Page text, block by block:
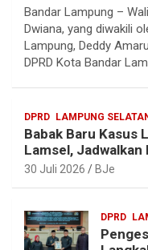
l
e
g
m
c
e
b
k
n
t
e
s
t
Bandar Lampung –
Dwiana, yang diwakili
Lampung, Deddy
DPRD Kota Bandar
DPRD LAMPUNG
Babak Baru Kasus
Lamsel,
30 Juli 2026 BJe
DPRD